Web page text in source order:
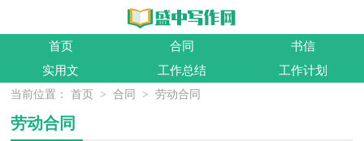
首页 合同
书信
实用文
工作总结 工作计划
当前位置： 首页 > 合同 > 劳动合同
劳动合同